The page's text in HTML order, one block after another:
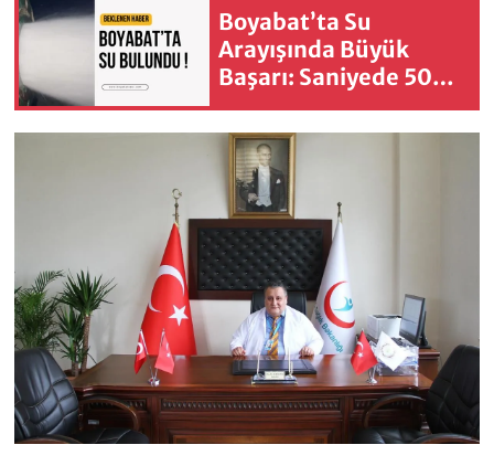
Boyabat’ta Su
Arayışında Büyük
Başarı: Saniyede 50
litre su basıyor